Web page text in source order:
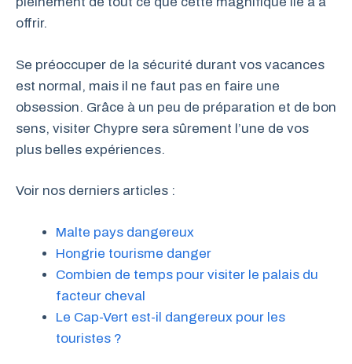
offrir.
Se préoccuper de la sécurité durant vos vacances
est normal, mais il ne faut pas en faire une
obsession. Grâce à un peu de préparation et de bon
sens, visiter Chypre sera sûrement l’une de vos
plus belles expériences.
Voir nos derniers articles :
Malte pays dangereux
Hongrie tourisme danger
Combien de temps pour visiter le palais du
facteur cheval
Le Cap-Vert est-il dangereux pour les
touristes ?